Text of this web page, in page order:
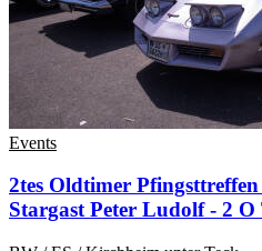
Events
2tes Oldtimer
Stargast Peter Ludolf - 2 O